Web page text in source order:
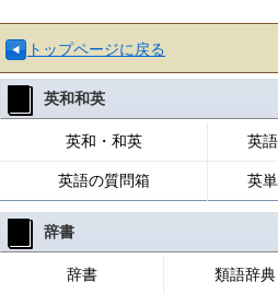
トップページに戻る
英和和英
英和・和英 英
英語の質問箱 英
辞書
辞書 類語辞典